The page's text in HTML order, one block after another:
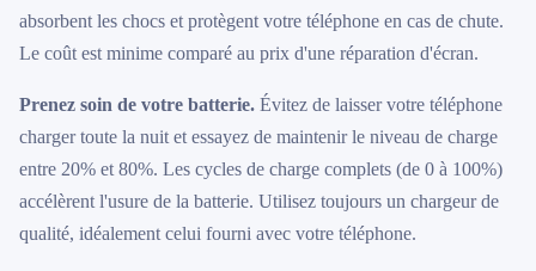
absorbent les chocs et protègent votre téléphone en cas de chute.
Le coût est minime comparé au prix d'une réparation d'écran.
Prenez soin de votre batterie. Évitez de laisser votre téléphone
charger toute la nuit et essayez de maintenir le niveau de charge
entre 20% et 80%. Les cycles de charge complets (de 0 à 100%)
accélèrent l'usure de la batterie. Utilisez toujours un chargeur de
qualité, idéalement celui fourni avec votre téléphone.